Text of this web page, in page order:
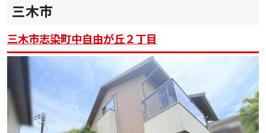
三木市
三木市志染町中自由が丘２丁目